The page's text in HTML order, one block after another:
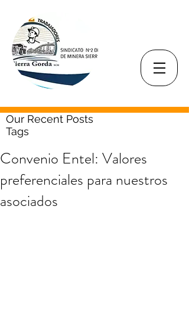
Our Recent Posts
Tags
Convenio Entel: Valores
preferenciales para nuestros
asociados